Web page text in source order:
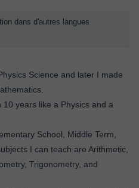
dans d'autres langues
Science and later I made
years like a Physics and a
School, Middle Term,
I can teach are Arithmetic,
Trigonometry, and